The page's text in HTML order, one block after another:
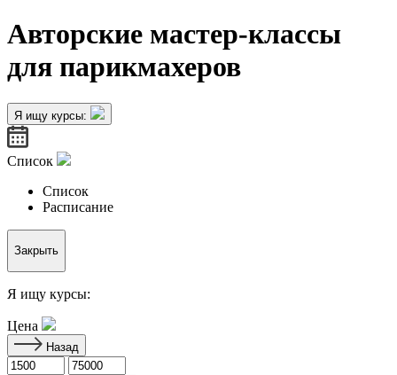
Авторские мастер-классы
для парикмахеров
Я ищу курсы:
Список
Список
Расписание
Закрыть
Я ищу курсы:
Цена
Назад